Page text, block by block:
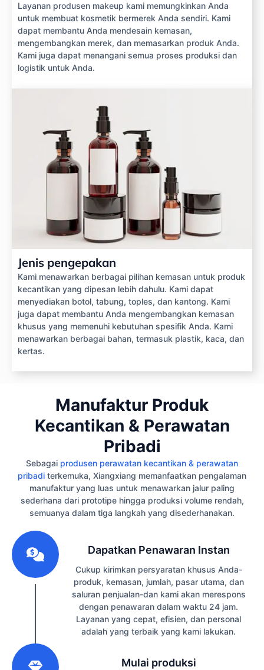
Layanan produsen makeup kami memungkinkan Anda
untuk membuat kosmetik bermerek Anda sendiri. Kami
dapat membantu Anda mendesain kemasan,
mengembangkan merek, dan memasarkan produk Anda.
Kami juga dapat menangani semua proses produksi dan
logistik untuk Anda.
Jenis pengepakan
Kami menawarkan berbagai pilihan kemasan untuk produk
kecantikan yang dipesan lebih dahulu. Kami dapat
menyediakan botol, tabung, toples, dan kantong. Kami
juga dapat membantu Anda mengembangkan kemasan
khusus yang memenuhi kebutuhan spesifik Anda. Kami
menawarkan berbagai bahan, termasuk plastik, kaca, dan
kertas.
Manufaktur Produk
Kecantikan & Perawatan
Pribadi
Sebagai produsen perawatan kecantikan & perawatan
pribadi terkemuka, Xiangxiang memanfaatkan pengalaman
manufaktur yang luas untuk menawarkan jalur paling
sederhana dari prototipe hingga produksi volume rendah,
semuanya dalam tiga langkah yang disederhanakan.
Dapatkan Penawaran Instan
Cukup kirimkan persyaratan khusus Anda-
produk, kemasan, jumlah, pasar utama, dan
saluran penjualan-dan kami akan merespons
dengan penawaran dalam waktu 24 jam.
Layanan yang cepat, efisien, dan personal
adalah yang terbaik yang kami lakukan.
Mulai produksi